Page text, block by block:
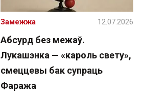
Абсурд без межаў.
Лукашэнка — «кароль свету»,
смеццевы бак супраць
Фаража
Замежжа 12.07.2026